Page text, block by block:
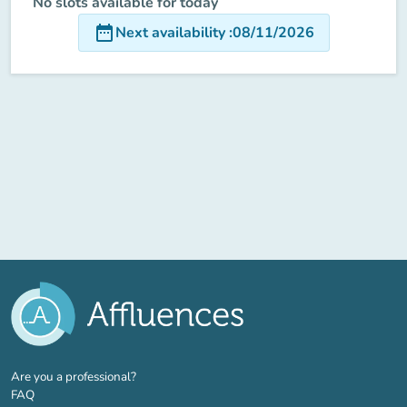
date_rangeNext availability:08/11/2026
Are you a professional?(new tab)
FAQ